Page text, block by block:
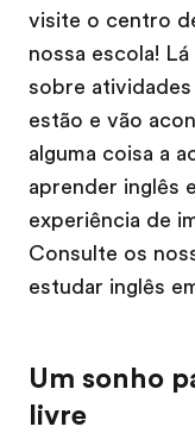
visite o centro
nossa escola!
sobre
estão e vão
alguma coisa a
aprender inglês
experiência de
Consulte os
estudar inglês
Um sonho
livre